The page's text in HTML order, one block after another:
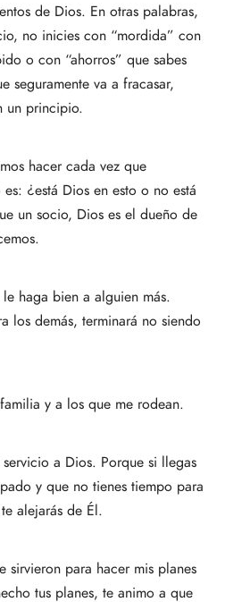
de Dios. En otras palabras,
no inicies con “mordida” con
o con “ahorros” que sabes
seguramente va a fracasar,
un principio.
hacer cada vez que
¿está Dios en esto o no está
un socio, Dios es el dueño de
haga bien a alguien más.
los demás, terminará no siendo
y a los que me rodean.
a Dios. Porque si llegas
y que no tienes tiempo para
alejarás de Él.
sirvieron para hacer mis planes
tus planes, te animo a que